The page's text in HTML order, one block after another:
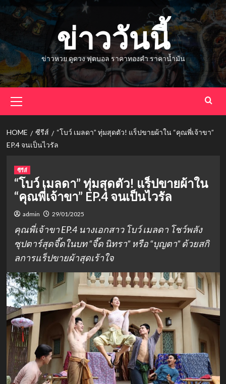
Skip
ข่าววันนี้
ข่าวหวย ดูดวง ฟุตบอล ราคาทองคำ ราคาน้ำมัน
Menu
HOME ซีรีส์
“โบว์ เมลดา” ทุ่มสุดตัว! แร็ปขายผ้าใน “คุณพี่เจ้าขา”
EP.4 จนเป็นไวรัล
ซีรีส์
“โบว์ เมลดา” ทุ่มสุดตัว! แร็ปขายผ้าใน
“คุณพี่เจ้าขา” EP.4 จนเป็นไวรัล
admin 29/01/2025
คุณพี่เจ้าขา EP.4 นางเอกสาว โบว์ เมลดา โชว์พลัง
ซุปตาร์สุดจี๊ดในบท “จี๊ด นิทรา” หรือ “บุญตา” ด้วยสกิ
ลการแร็ปขายผ้าสุดเร้าใจ